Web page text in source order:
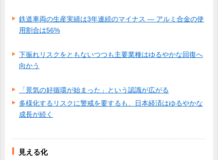
鉄道車両の生産実績は3年連続のマイナス ― アルミ合金の使
用割合は56%
下振れリスクをともないつつも主要業種はゆるやかな回復へ
向かう
「景気の好循環が始まった」という認識が広がる
多様化するリスクに警戒を要するも、日本経済はゆるやかな
成長が続く
見える化